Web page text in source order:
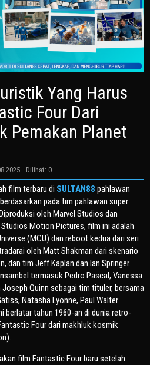
Yang Harus
Four Dari
Pemakan Planet
Dilihat: 0
film terbaru di SULTAN88 pahlawan
pada tim pahlawan super
oleh Marvel Studios dan
Motion Pictures, film ini adalah
(MCU) dan reboot kedua dari seri
oleh Matt Shakman dari skenario
dan tim Jeff Kaplan dan Ian Springer.
termasuk Pedro Pascal, Vanessa
Quinn sebagai tim tituler, bersama
Natasha Lyonne, Paul Walter
berlatar tahun 1960-an di dunia retro-
Four dari makhluk kosmik
film Fantastic Four baru setelah